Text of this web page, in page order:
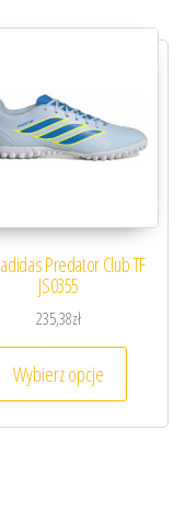
wariantów. Opcje
Predator Club TF
JS0355
235,38zł
Wybierz opcje
Ten